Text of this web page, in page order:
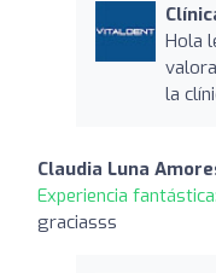
Hola
la
Claudia Luna
Experiencia fantástica:
graciasss